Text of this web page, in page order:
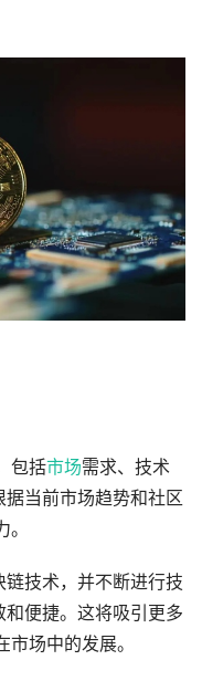
包括市场需求、技术
当前市场趋势和社区
技术，并不断进行技
便捷。这将吸引更多
场中的发展。